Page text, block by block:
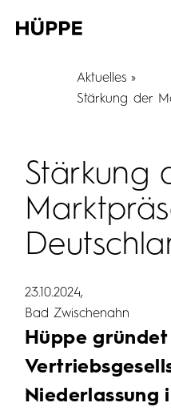
Aktuelles
Stärkung der
Stärkung
23.10.2024
Bad Zwischenahn
Hüppe
Niederlassung